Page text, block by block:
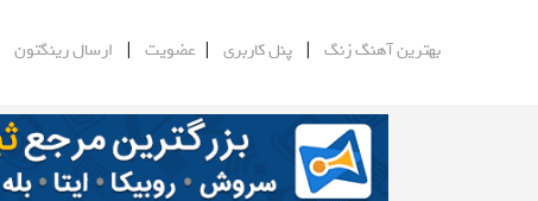
بهترین آهنگ زنگ |پنل کاربری | عضویت | ارسال رینگتون